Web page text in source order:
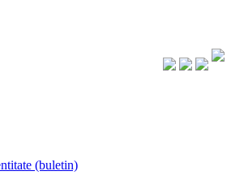
(buletin)